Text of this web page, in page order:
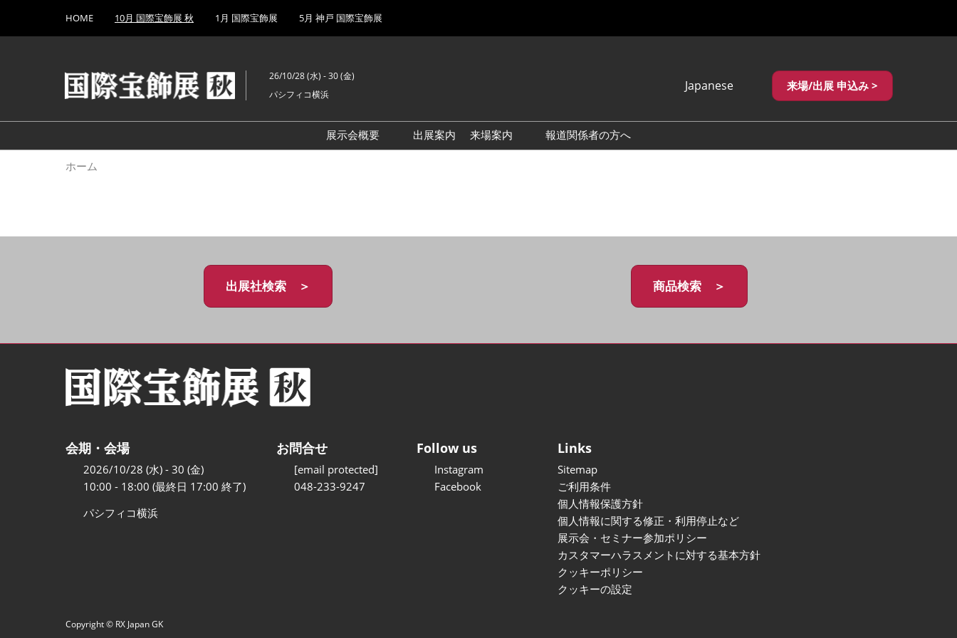
キ
し
て
to
HOME 10月 国際宝飾展 秋 1月 国際宝飾展 5月 神戸 国際宝飾展
26/10/28 (水) - 30 (金)
パシフィコ横浜
Japanese
繁體中文
来場/出展 申込み >
展示会概要
出展案内
来場案内
報道関係者の方へ
ホーム
出展社検索 ＞ 商品検索 ＞
会期・会場
2026/10/28 (水) - 30 (金)
10:00 - 18:00 (最終日 17:00 終了)
パシフィコ横浜
お問合せ
[email protected]
048-233-9247
Follow us
Instagram
Facebook
Links
Sitemap
ご利用条件
個人情報保護方針
個人情報に関する修正・利用停止など
展示会・セミナー参加ポリシー
カスタマーハラスメントに対する基本方針
クッキーポリシー
クッキーの設定
Copyright © RX Japan GK